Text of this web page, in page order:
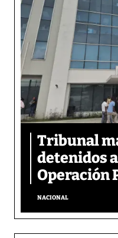
Tribunal
detenidos
Operación
NACIONAL